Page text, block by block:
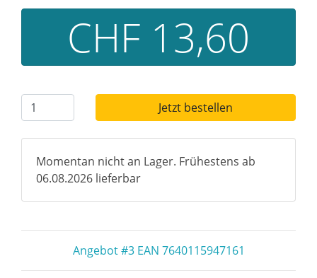
CHF 13,60
Jetzt bestellen
Momentan nicht an Lager. Frühestens ab
06.08.2026 lieferbar
Angebot #3 EAN 7640115947161